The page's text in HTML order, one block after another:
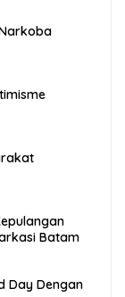
Batam
Day Dengan